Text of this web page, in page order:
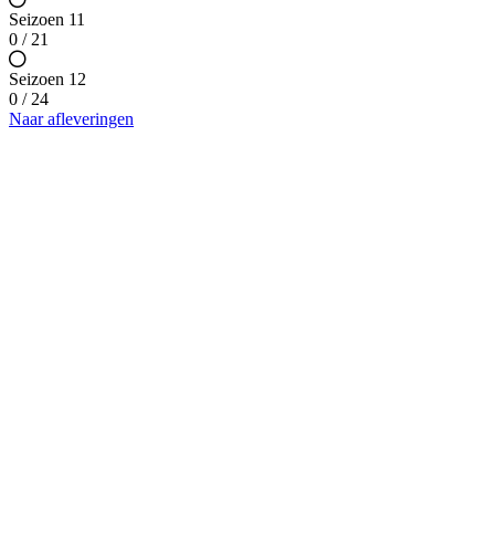
Seizoen 11
0 / 21
Seizoen 12
0 / 24
Naar afleveringen